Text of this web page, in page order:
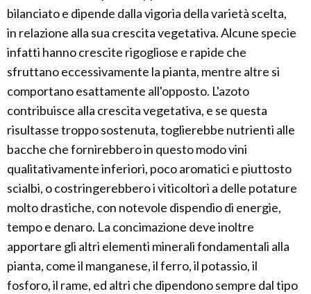
bilanciato e dipende dalla vigoria della varietà scelta,
in relazione alla sua crescita vegetativa. Alcune specie
infatti hanno crescite rigogliose e rapide che
sfruttano eccessivamente la pianta, mentre altre si
comportano esattamente all'opposto. L'azoto
contribuisce alla crescita vegetativa, e se questa
risultasse troppo sostenuta, toglierebbe nutrienti alle
bacche che fornirebbero in questo modo vini
qualitativamente inferiori, poco aromatici e piuttosto
scialbi, o costringerebbero i viticoltori a delle potature
molto drastiche, con notevole dispendio di energie,
tempo e denaro. La concimazione deve inoltre
apportare gli altri elementi minerali fondamentali alla
pianta, come il manganese, il ferro, il potassio, il
fosforo, il rame, ed altri che dipendono sempre dal tipo